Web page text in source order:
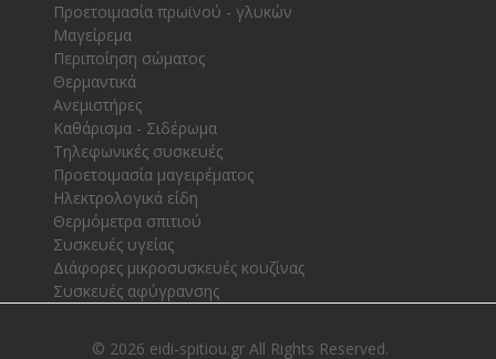
Προετοιμασία πρωϊνού - γλυκών
Μαγείρεμα
Περιποίηση σώματος
Θερμαντικά
Ανεμιστήρες
Καθάρισμα - Σιδέρωμα
Τηλεφωνικές συσκευές
Προετοιμασία μαγειρέματος
Ηλεκτρολογικά είδη
Θερμόμετρα σπιτιού
Συσκευές υγείας
Διάφορες μικροσυσκευές κουζίνας
Συσκευές αφύγρανσης
© 2026 eidi-spitiou.gr All Rights Reserved.